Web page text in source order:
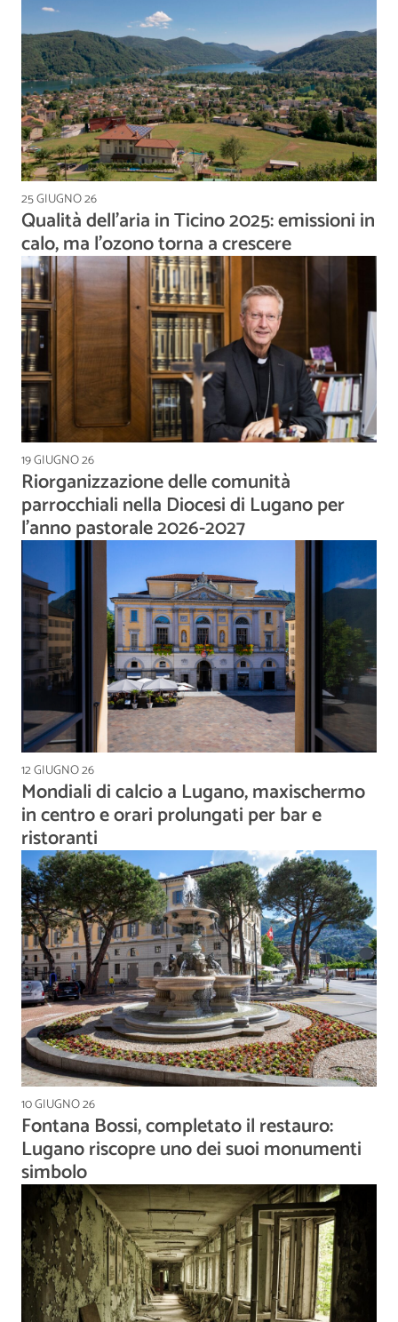
25 GIUGNO 26
Qualità dell’aria in Ticino 2025: emissioni in
calo, ma l’ozono torna a crescere
19 GIUGNO 26
Riorganizzazione delle comunità
parrocchiali nella Diocesi di Lugano per
l’anno pastorale 2026-2027
12 GIUGNO 26
Mondiali di calcio a Lugano, maxischermo
in centro e orari prolungati per bar e
ristoranti
10 GIUGNO 26
Fontana Bossi, completato il restauro:
Lugano riscopre uno dei suoi monumenti
simbolo